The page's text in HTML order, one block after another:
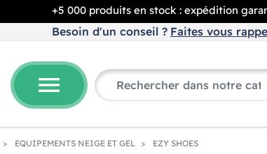
+5 000 produits en stock : expédition
Besoin d'un conseil ? Faites vous
menu
EQUIPEMENTS NEIGE ET GEL EZY SHOES